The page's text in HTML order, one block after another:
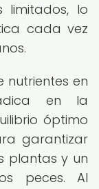
limitados, lo
cada vez
nutrientes en
en la
óptimo
garantizar
plantas y un
peces. Al